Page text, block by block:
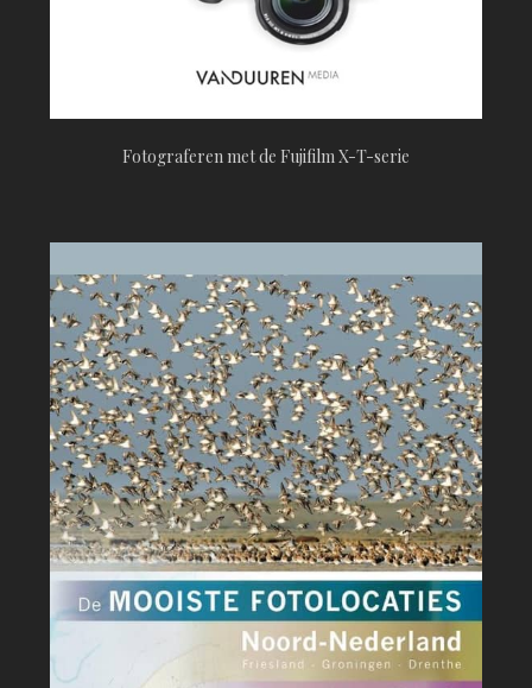
Fotograferen met de Fujifilm X-T-serie